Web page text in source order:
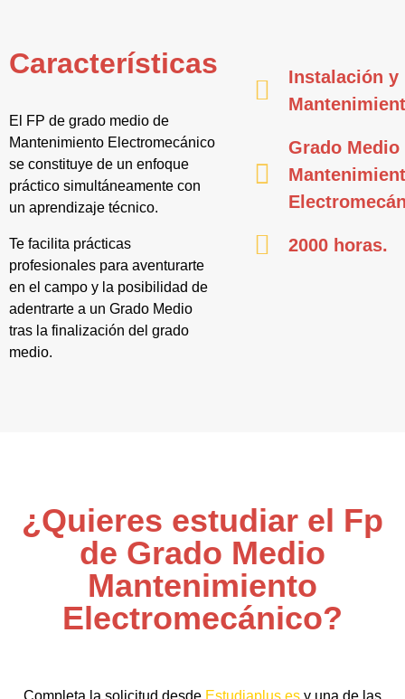
Características
El FP de grado medio de
Mantenimiento Electromecánico
se constituye de un enfoque
práctico simultáneamente con
un aprendizaje técnico.
Te facilita prácticas
profesionales para aventurarte
en el campo y la posibilidad de
adentrarte a un Grado Medio
tras la finalización del grado
medio.
Instalación y
Grado Medio
2000 horas.
¿Quieres estudiar el Fp
de Grado Medio
Mantenimiento
Electromecánico?
Completa la solicitud desde Estudiaplus.es y una de las